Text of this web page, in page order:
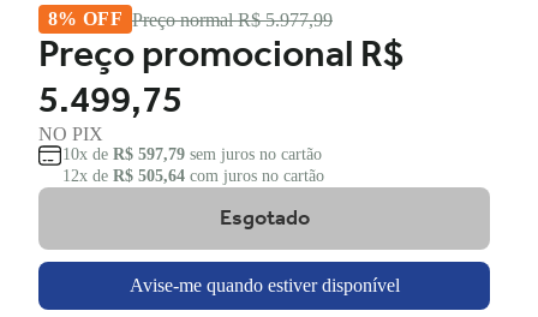
8% OFF Preço normalR$ 5.977,99
Preço promocionalR$
5.499,75
NO PIX
10x de R$ 597,79 sem juros no cartão
12x de R$ 505,64 com juros no cartão
Esgotado
Avise-me quando estiver disponível